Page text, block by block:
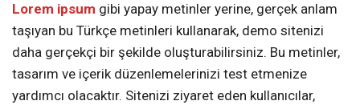
Lorem ipsum gibi yapay metinler yerine, gerçek anlam
taşıyan bu Türkçe metinleri kullanarak, demo sitenizi
daha gerçekçi bir şekilde oluşturabilirsiniz. Bu metinler,
tasarım ve içerik düzenlemelerinizi test etmenize
yardımcı olacaktır. Sitenizi ziyaret eden kullanıcılar,